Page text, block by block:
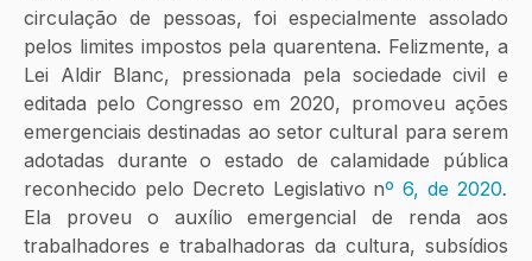
circulação de pessoas, foi especialmente assolado
pelos limites impostos pela quarentena. Felizmente, a
Lei Aldir Blanc, pressionada pela sociedade civil e
editada pelo Congresso em 2020, promoveu ações
emergenciais destinadas ao setor cultural para serem
adotadas durante o estado de calamidade pública
reconhecido pelo Decreto Legislativo nº 6, de 2020.
Ela proveu o auxílio emergencial de renda aos
trabalhadores e trabalhadoras da cultura, subsídios